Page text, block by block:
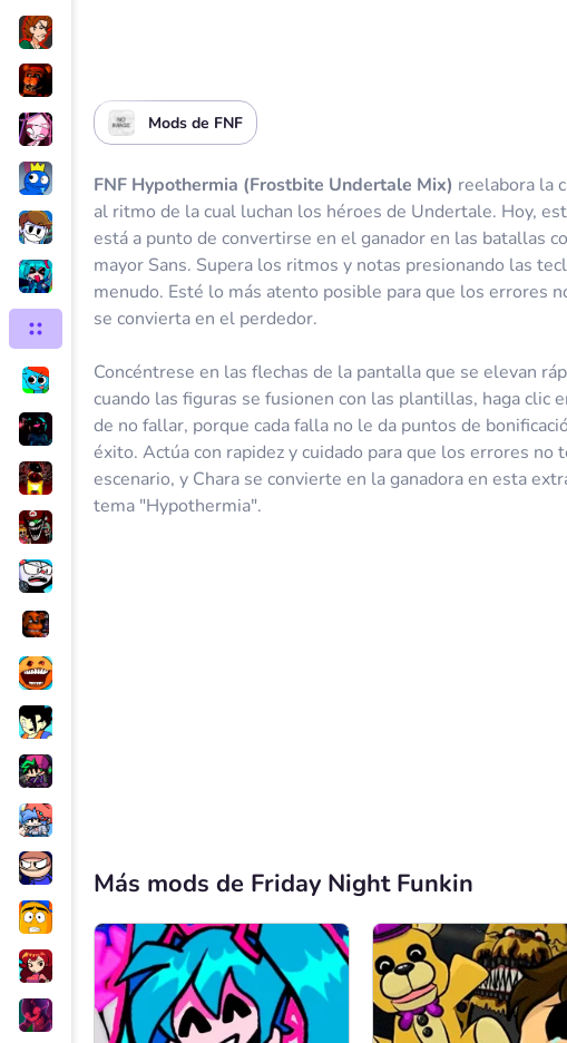
Mods de FNF
FNF Hypothermia (Frostbite Undertale Mix) reelabora la
al ritmo de la cual luchan los héroes de Undertale. Hoy,
está a punto de convertirse en el ganador en las batallas
mayor Sans. Supera los ritmos y notas presionando las
menudo. Esté lo más atento posible para que los errores
se convierta en el perdedor.
Concéntrese en las flechas de la pantalla que se elevan
cuando las figuras se fusionen con las plantillas, haga clic
de no fallar, porque cada falla no le da puntos de
éxito. Actúa con rapidez y cuidado para que los errores
escenario, y Chara se convierte en la ganadora en esta
tema "Hypothermia".
Más mods de Friday Night Funkin